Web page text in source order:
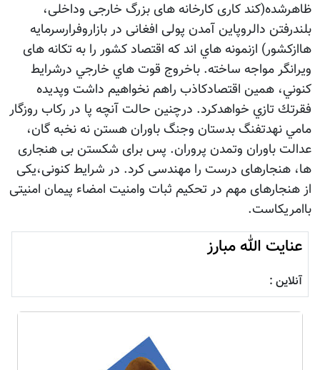
ظاهرشده(کند کاری کارخانه های بزرگ خارجی وداخلی،
بلندرفتن دالروپاین آمدن پولی افغانی در بازاروفرارسرمايه
هاازكشور) ازنمونه هاي اند که اقتصاد کشور را به تکانه های
ویرانگر مواجه ساخته. باخروج قوت هاي خارجي درشرايط
كنوني، همين اقتصادكاذب راهم نخواهيم داشت وپديده
فقرتك تازي خواهدكرد. درچنين حالت آنچه پا در ركاب روزگار
مامي نهدتفنگ بدستان وجنگ باوران هستن نه نخبه گان،
عدالت باوران وتمدن پروران. پس برای شکستن بی هنجاری
ها، هنجارهای درست را مهندسی کرد. در شرایط کنونی،یکی
از هنجارهای مهم در تحکیم ثبات وامنیت امضاء پیمان امنیتی
باامریکاست.
عنایت الله مبارز
آنلاین :